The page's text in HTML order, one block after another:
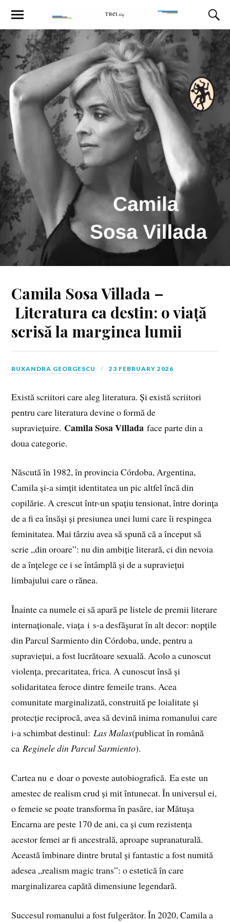
Camila Sosa Villada –
Literatura ca destin: o viață
scrisă la marginea lumii
RUXANDRA GEORGESCU 23 FEBRUARY 2026
Există scriitori care aleg literatura. Și există scriitori
pentru care literatura devine o formă de
supraviețuire. Camila Sosa Villada face parte din a
doua categorie.
Născută în 1982, în provincia Córdoba, Argentina,
Camila și-a simțit identitatea un pic altfel încă din
copilărie. A crescut într-un spațiu tensionat, între dorința
de a fi ea însăși și presiunea unei lumi care îi respingea
feminitatea. Mai târziu avea să spună că a început să
scrie „din oroare”: nu din ambiție literară, ci din nevoia
de a înțelege ce i se întâmplă și de a supraviețui
limbajului care o rănea.
Înainte ca numele ei să apară pe listele de premii literare
internaționale, viața i s-a desfășurat în alt decor: nopțile
din Parcul Sarmiento din Córdoba, unde, pentru a
supraviețui, a fost lucrătoare sexuală. Acolo a cunoscut
violența, precaritatea, frica. A cunoscut însă și
solidaritatea feroce dintre femeile trans. Acea
comunitate marginalizată, construită pe loialitate și
protecție reciprocă, avea să devină inima romanului care
i-a schimbat destinul:Las Malas(publicat în română
caReginele din Parcul Sarmiento).
Cartea nu e doar o poveste autobiografică. Ea este un
amestec de realism crud și mit întunecat. În universul ei,
o femeie se poate transforma în pasăre, iar Mătușa
Encarna are peste 170 de ani, ca și cum rezistența
acestor femei ar fi ancestrală, aproape supranaturală.
Această îmbinare dintre brutal și fantastic a fost numită
adesea „realism magic trans”: o estetică în care
marginalizarea capătă dimensiune legendară.
Succesul romanului a fost fulgerător. În 2020, Camila a